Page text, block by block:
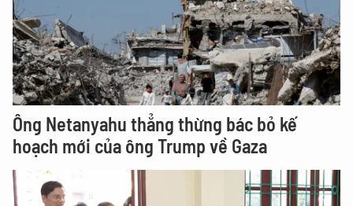
Ông Netanyahu thẳng thừng bác bỏ kế
hoạch mới của ông Trump về Gaza